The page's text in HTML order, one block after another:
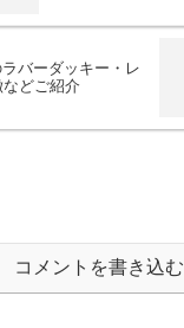
ラバーダッキー・レ
どご紹介
コメントを書き込む